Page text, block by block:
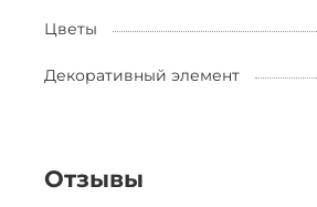
Цветы
Декоративный элемент
Отзывы